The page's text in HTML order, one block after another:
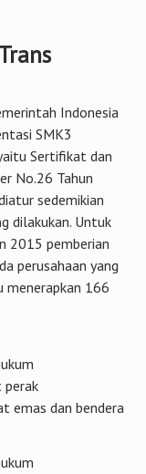
Indonesia
SMK3
Sertifikat dan
No.26 Tahun
sedemikian
dilakukan. Untuk
2015 pemberian
perusahaan yang
166
emas dan bendera